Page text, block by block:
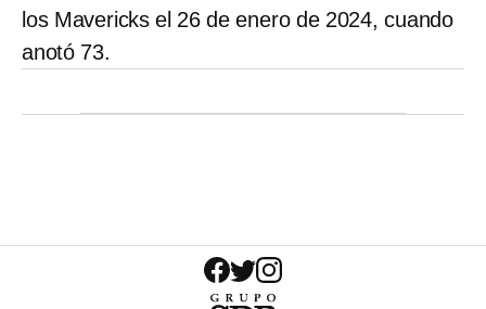
los Mavericks el 26 de enero de 2024, cuando
anotó 73.